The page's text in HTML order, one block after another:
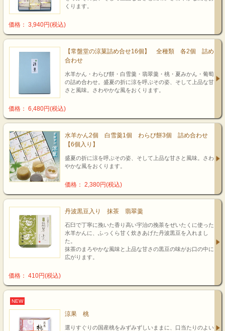
くります。
価格： 3,940円(税込)
【常盤堂の涼菓詰め合せ16個】 全種類 各2個 詰め
合わせ
水羊かん・わらび餅・白雪羹・翡翠羹・桃・夏みかん・葡萄
の詰め合わせ。盛夏の折に涼を呼ぶその姿、そして上品な甘
さと風味。さわやかな風をおくります。
価格： 6,480円(税込)
水羊かん2個 白雪羹1個 わらび餅3個 詰め合わせ
【6個入り】
盛夏の折に涼を呼ぶその姿、そして上品な甘さと風味。さわ
やかな風をおくります。
価格： 2,380円(税込)
丹波黒豆入り 抹茶 翡翠羹
石臼で丁寧に挽いた香り高い宇治の挽茶をぜいたくに使った
水羊かんに、ふっくら甘く炊きあげた丹波黒豆を入れまし
た。
抹茶のまろやかな風味と上品な甘さの黒豆の味がお口の中に
広がります。
価格： 410円(税込)
NEW
涼果 桃
選りすぐりの国産桃をみずみずしいままに、口当たりのよい